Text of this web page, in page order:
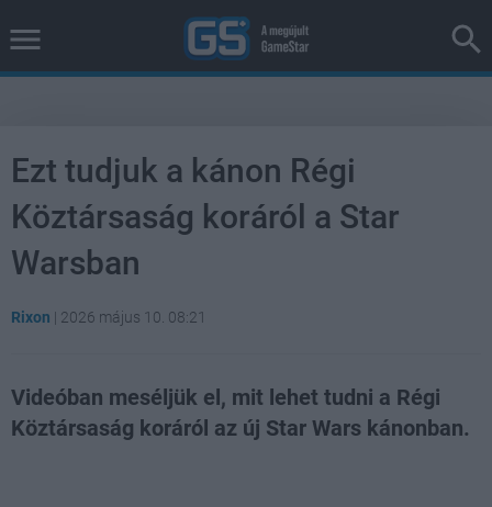
Ezt tudjuk a kánon Régi
Köztársaság koráról a Star
Warsban
Rixon | 2026 május 10. 08:21
Videóban meséljük el, mit lehet tudni a Régi
Köztársaság koráról az új Star Wars kánonban.